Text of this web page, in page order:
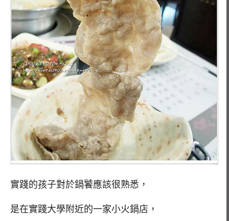
實踐的孩子對於鍋饕應該很熟悉，
是在實踐大學附近的一家小火鍋店，